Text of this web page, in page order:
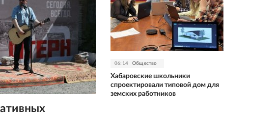
06:14 Общество
Хабаровские школьники
спроектировали типовой дом для
земских работников